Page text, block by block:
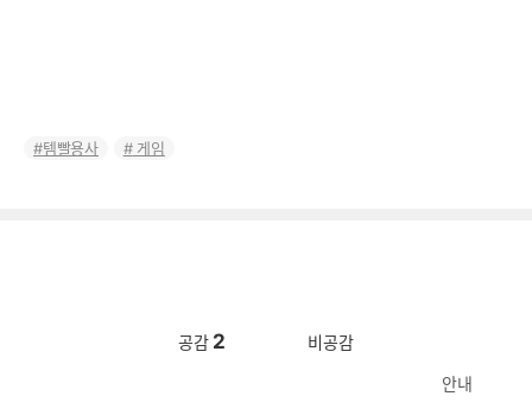
템빨용사 게임
공감 2 비공감
안내